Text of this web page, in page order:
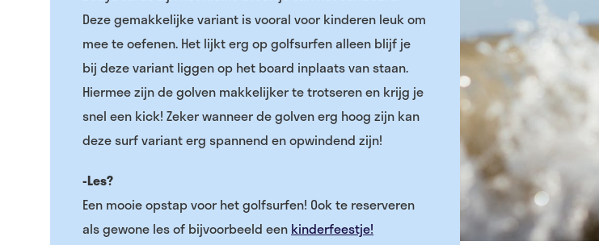
Deze gemakkelijke variant is vooral voor kinderen leuk om
mee te oefenen. Het lijkt erg op golfsurfen alleen blijf je
bij deze variant liggen op het board inplaats van staan.
Hiermee zijn de golven makkelijker te trotseren en krijg je
snel een kick! Zeker wanneer de golven erg hoog zijn kan
deze surf variant erg spannend en opwindend zijn!
-Les?
Een mooie opstap voor het golfsurfen! Ook te reserveren
als gewone les of bijvoorbeeld een kinderfeestje!